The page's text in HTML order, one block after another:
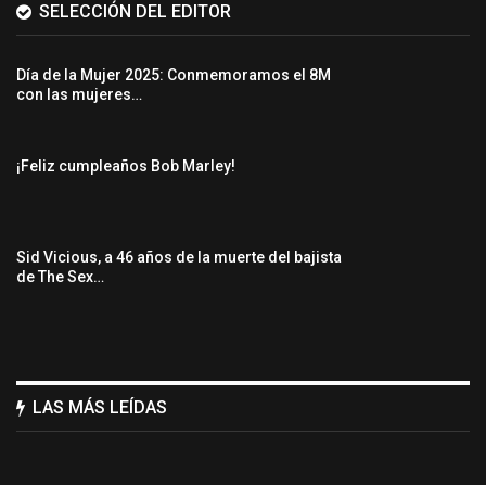
SELECCIÓN DEL EDITOR
Día de la Mujer 2025: Conmemoramos el 8M
con las mujeres…
¡Feliz cumpleaños Bob Marley!
Sid Vicious, a 46 años de la muerte del bajista
de The Sex…
LAS MÁS LEÍDAS